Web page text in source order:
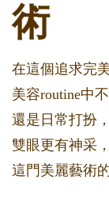
術
在這個追求完
美容routine中
還是日常打扮
雙眼更有神采
這門美麗藝術